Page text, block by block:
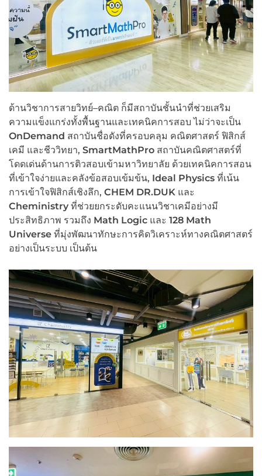
ด้านวิชาการสายวิทย์–คณิต ก็มีสถาบันชั้นนำที่ช่วยเสริม
ความแข็งแกร่งทั้งพื้นฐานและเทคนิคการสอบ ไม่ว่าจะเป็น
OnDemand สถาบันชื่อดังที่ครอบคลุม คณิตศาสตร์ ฟิสิกส์
เคมี และชีววิทยา, SmartMathPro สถาบันคณิตศาสตร์ที่
โดดเด่นด้านการติวสอบเข้ามหาวิทยาลัย ด้วยเทคนิคการสอน
ที่เข้าใจง่ายและคลังข้อสอบเข้มข้น, Ideal Physics ที่เน้น
การเข้าใจฟิสิกส์เชิงลึก, CHEM DR.DUK และ
Cheministry ที่ช่วยยกระดับคะแนนวิชาเคมีอย่างมี
ประสิทธิภาพ รวมถึง Math Logic และ 128 Math
Universe ที่มุ่งพัฒนาทักษะการคิดวิเคราะห์ทางคณิตศาสตร์
อย่างเป็นระบบ เป็นต้น